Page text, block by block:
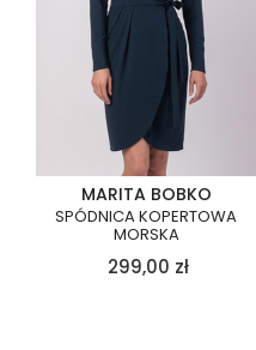
MARITA BOBKO
SPÓDNICA KOPERTOWA
MORSKA
299,00 zł